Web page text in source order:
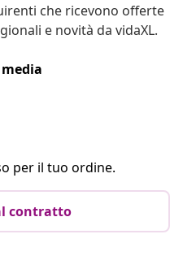
che ricevono offerte
e novità da vidaXL.
per il tuo ordine.
contratto